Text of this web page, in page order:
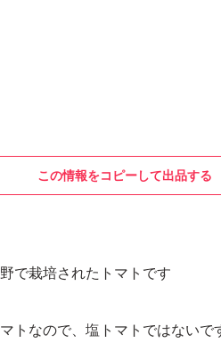
この情報をコピーして出品する
で栽培されたトマトです
トなので、塩トマトではないで